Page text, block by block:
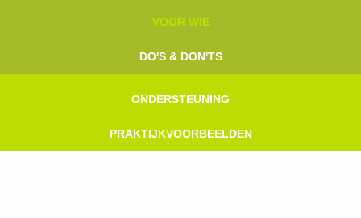
VOOR WIE
DO'S & DON'TS
ONDERSTEUNING
PRAKTIJKVOORBEELDEN